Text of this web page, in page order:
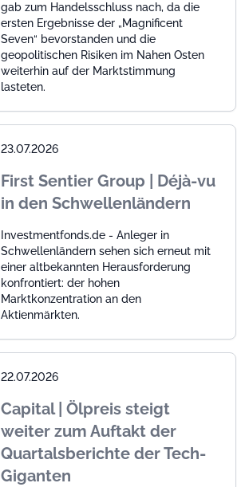
gab zum Handelsschluss nach, da die
ersten Ergebnisse der „Magnificent
Seven“ bevorstanden und die
geopolitischen Risiken im Nahen Osten
weiterhin auf der Marktstimmung
lasteten.
23.07.2026
First Sentier Group | Déjà-vu
in den Schwellenländern
Investmentfonds.de - Anleger in
Schwellenländern sehen sich erneut mit
einer altbekannten Herausforderung
konfrontiert: der hohen
Marktkonzentration an den
Aktienmärkten.
22.07.2026
Capital | Ölpreis steigt
weiter zum Auftakt der
Quartalsberichte der Tech-
Giganten